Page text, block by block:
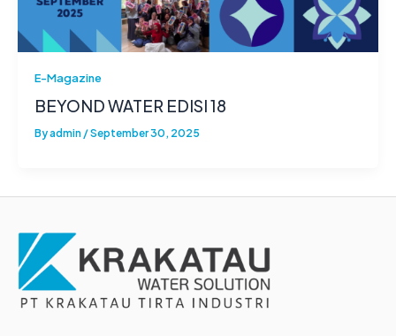
E-Magazine
BEYOND WATER EDISI 18
Byadmin /September 30, 2025